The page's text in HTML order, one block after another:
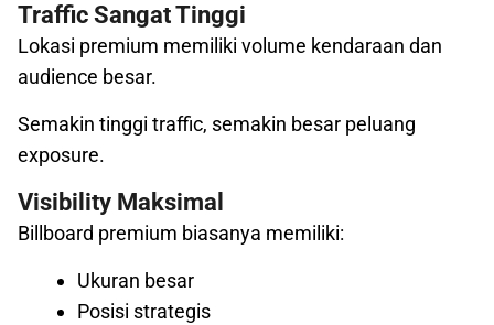
Traffic Sangat Tinggi
Lokasi premium memiliki volume kendaraan dan
audience besar.
Semakin tinggi traffic, semakin besar peluang
exposure.
Visibility Maksimal
Billboard premium biasanya memiliki:
Ukuran besar
Posisi strategis